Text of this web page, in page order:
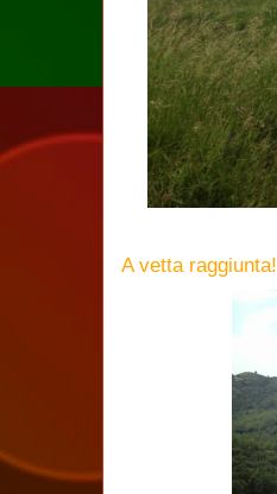
A vetta raggiunta!